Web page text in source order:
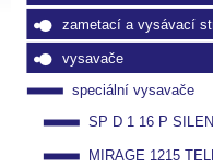
zametací a vysávací
vysavače
speciální vysavače
SP D 1 16 P
MIRAGE 1215